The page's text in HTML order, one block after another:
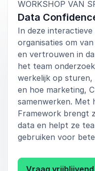
WORKSHOP VAN
Data
In deze
organisaties om
en vertrouwen in
het team
werkelijk op
en hoe marketing,
samenwerken. Met
Framework brengt
data en helpt ze
gebruiken voor
Vraag